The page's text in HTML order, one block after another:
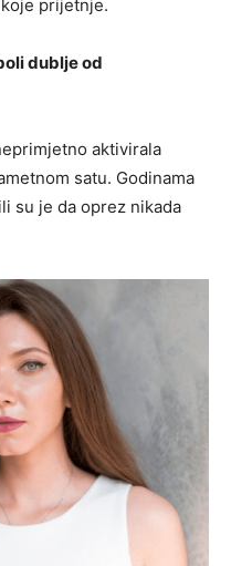
prijetnje.
dublje od
aktivirala
satu. Godinama
su je da oprez nikada